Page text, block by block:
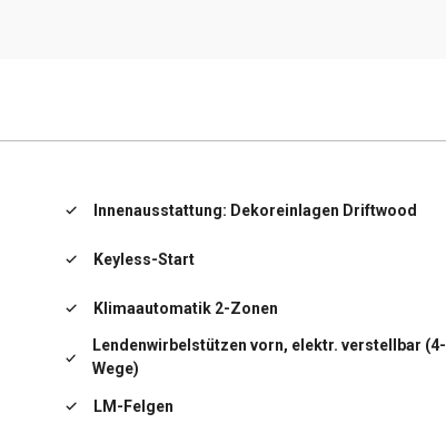
Innenausstattung: Dekoreinlagen Driftwood
Keyless-Start
Klimaautomatik 2-Zonen
Lendenwirbelstützen vorn, elektr. verstellbar (4-
Wege)
LM-Felgen